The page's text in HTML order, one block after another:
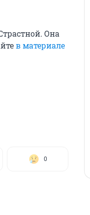
Она
в материале
0